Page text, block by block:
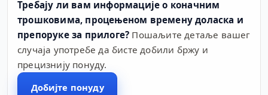
Требају ли вам информације о коначним
трошковима, процењеном времену доласка и
препоруке за прилоге? Пошаљите детаље вашег
случаја употребе да бисте добили бржу и
прецизнију понуду.
Добијте понуду